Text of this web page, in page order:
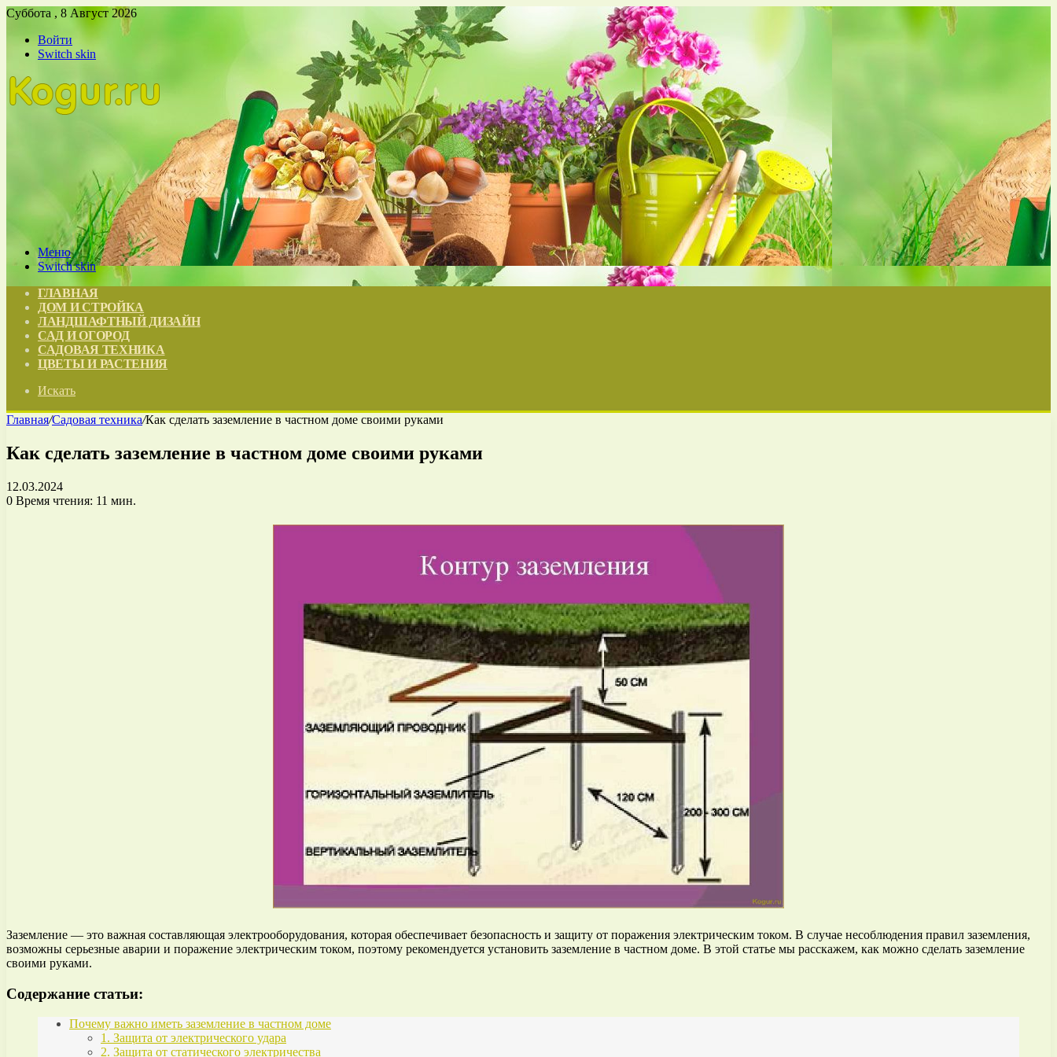
Суббота , 8 Август 2026
Войти
Switch skin
Меню
Switch skin
ГЛАВНАЯ
ДОМ И СТРОЙКА
ЛАНДШАФТНЫЙ ДИЗАЙН
САД И ОГОРОД
САДОВАЯ ТЕХНИКА
ЦВЕТЫ И РАСТЕНИЯ
Искать
Главная/Садовая техника/Как сделать заземление в частном доме своими руками
Как сделать заземление в частном доме своими руками
12.03.2024
0 Время чтения: 11 мин.
Заземление — это важная составляющая электрооборудования, которая обеспечивает безопасность и защиту от поражения электрическим током. В случае несоблюдения правил заземления,
возможны серьезные аварии и поражение электрическим током, поэтому рекомендуется установить заземление в частном доме. В этой статье мы расскажем, как можно сделать заземление
своими руками.
Содержание статьи:
Почему важно иметь заземление в частном доме
1. Защита от электрического удара
2. Защита от статического электричества